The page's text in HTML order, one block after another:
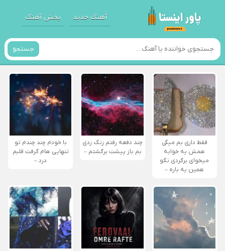
آهنگ جدید پخش آهنگ
جستجو
فقط داری بم میگی
همش یه خوابه
میخوای برگردی نگو
همین یه باره –
چند دفعه رفتم زنگ زدی
بم باز پیشت برگشتم –
با خودم چند چندم تو
تنهایی هام گرفت قلبم
درد –